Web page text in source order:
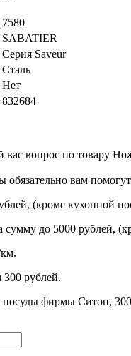
7580
SABATIER
Серия Saveur
Сталь
Нет
832684
вопрос по товару
вам
(кроме кухонной
до 5000 рублей,
рублей.
фирмы Ситон, 300